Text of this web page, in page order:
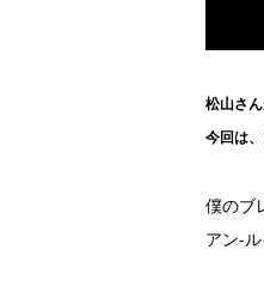
松山さ
今回は
僕のブ
アン-